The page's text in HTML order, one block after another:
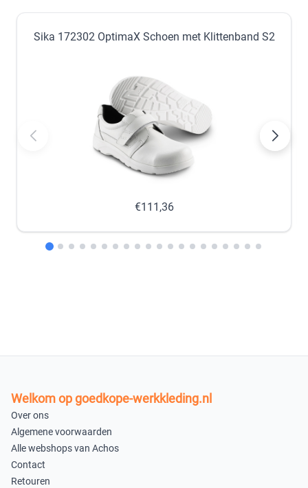
42
− +
43
− +
+
nabestellen
−
nabestellen
+ −
nabestellen
In winkelmandje
Sika 172302 OptimaX Schoen met Klittenband S2
€111,36
Welkom op goedkope-werkkleding.nl
Over ons
Algemene voorwaarden
Alle webshops van Achos
Contact
Retouren